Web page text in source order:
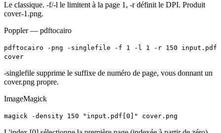
Le classique. -f/-l le limitent à la page 1, -r définit le DPI. Produit
cover-1.png.
Poppler — pdftocairo
pdftocairo -png -singlefile -f 1 -l 1 -r 150 input.pdf
cover
-singlefile supprime le suffixe de numéro de page, vous donnant un
cover.png propre.
ImageMagick
magick -density 150 "input.pdf[0]" cover.png